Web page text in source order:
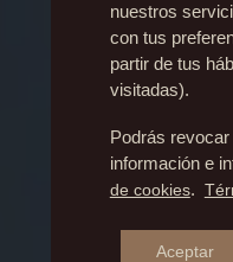
nuestros
con tus
partir de tus
visitadas).
Podrás
información e
de cookies.
Aceptar